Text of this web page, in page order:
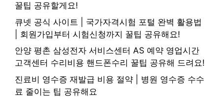
꿀팁 공유할게요!
큐넷 공식 사이트 | 국가자격시험 포털 완벽 활용법
| 회원가입부터 시험신청까지 꿀팁 공유해요!
안양 평촌 삼성전자 서비스센터 AS 예약 영업시간
고객센터 수리비용 핸드폰수리 꿀팁 공유해 드려요!
진료비 영수증 재발급 비용 절약 | 병원 영수증 수수
료 줄이는 팁 공유해요